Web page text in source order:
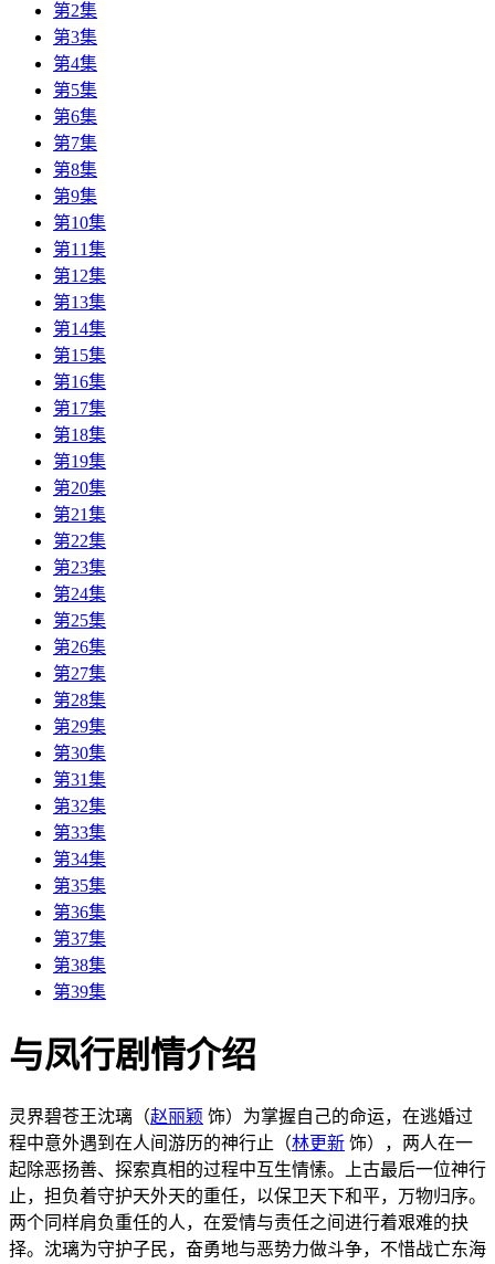
第2集
第3集
第4集
第5集
第6集
第7集
第8集
第9集
第10集
第11集
第12集
第13集
第14集
第15集
第16集
第17集
第18集
第19集
第20集
第21集
第22集
第23集
第24集
第25集
第26集
第27集
第28集
第29集
第30集
第31集
第32集
第33集
第34集
第35集
第36集
第37集
第38集
第39集
与凤行剧情介绍
灵界碧苍王沈璃（赵丽颖 饰）为掌握自己的命运，在逃婚过
程中意外遇到在人间游历的神行止（林更新 饰），两人在一
起除恶扬善、探索真相的过程中互生情愫。上古最后一位神行
止，担负着守护天外天的重任，以保卫天下和平，万物归序。
两个同样肩负重任的人，在爱情与责任之间进行着艰难的抉
择。沈璃为守护子民，奋勇地与恶势力做斗争，不惜战亡东海